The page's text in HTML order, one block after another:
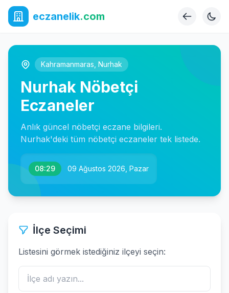
eczanelik.com
Kahramanmaras Nurhak
Nurhak Nöbetçi
Eczaneler
Anlık güncel nöbetçi eczane bilgileri.
Nurhak'deki tüm nöbetçi eczaneler tek listede.
08:29 09 Ağustos 2026, Pazar
İlçe Seçimi
Listesini görmek istediğiniz ilçeyi seçin: